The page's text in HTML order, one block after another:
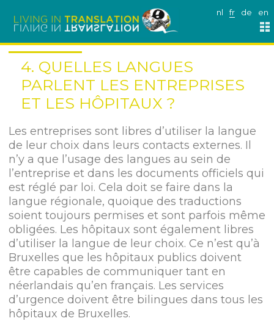
nl fr de en
4. QUELLES LANGUES
PARLENT LES ENTREPRISES
ET LES HÔPITAUX ?
Les entreprises sont libres d’utiliser la langue
de leur choix dans leurs contacts externes. Il
n’y a que l’usage des langues au sein de
l’entreprise et dans les documents officiels qui
est réglé par loi. Cela doit se faire dans la
langue régionale, quoique des traductions
soient toujours permises et sont parfois même
obligées. Les hôpitaux sont également libres
d’utiliser la langue de leur choix. Ce n’est qu’à
Bruxelles que les hôpitaux publics doivent
être capables de communiquer tant en
néerlandais qu’en français. Les services
d’urgence doivent être bilingues dans tous les
hôpitaux de Bruxelles.